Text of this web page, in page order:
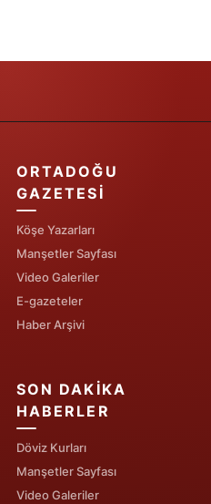
Karaman
Kırıkkale
Şırnak
Iğdır
Yalova
Karabük
ORTADOĞU
GAZETESI
Köşe Yazarları
Manşetler Sayfası
Video Galeriler
E-gazeteler
Haber Arşivi
SON DAKIKA
HABERLER
Döviz Kurları
Manşetler Sayfası
Video Galeriler